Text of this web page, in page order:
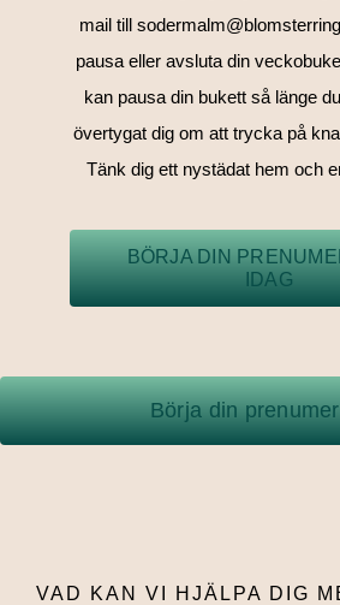
mail till
pausa eller avsluta din
kan pausa din bukett så länge
övertygat dig om att trycka på
Tänk dig ett nystädat hem och
BÖRJA DIN
IDAG
Börja din
VAD KAN VI HJÄLPA DIG